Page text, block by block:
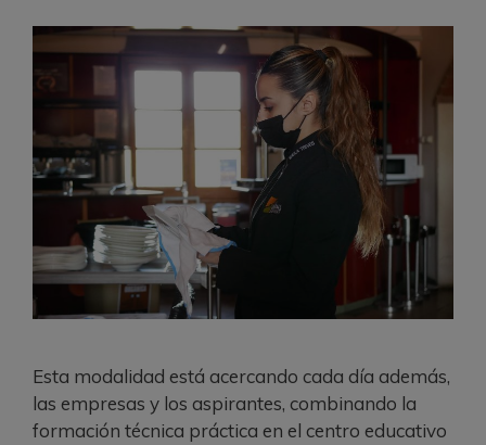
Esta modalidad está acercando cada día además,
las empresas y los aspirantes, combinando la
formación técnica práctica en el centro educativo